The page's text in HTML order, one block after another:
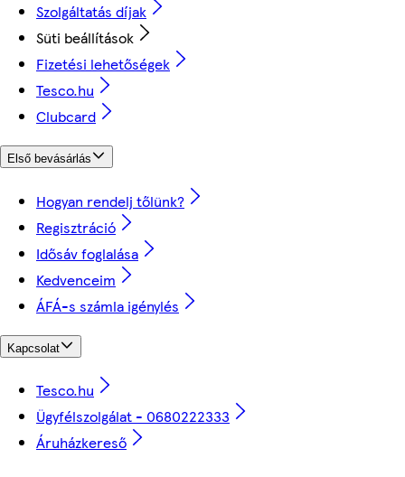
Szolgáltatás díjak
Süti beállítások
Fizetési lehetőségek
Tesco.hu
Clubcard
Első bevásárlás
Hogyan rendelj tőlünk?
Regisztráció
Idősáv foglalása
Kedvenceim
ÁFÁ-s számla igénylés
Kapcsolat
Tesco.hu
Ügyfélszolgálat - 0680222333
Áruházkereső